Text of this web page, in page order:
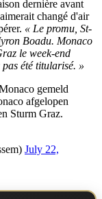
dernière avant
changé d'air
« Le promu, St-
Boadu. Monaco
le week-end
été titularisé. »
gemeld
afgelopen
Sturm Graz.
July 22,